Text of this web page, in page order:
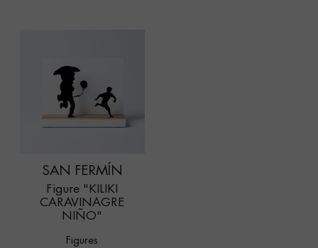
SAN FERMÍN
Figure "KILIKI
CARAVINAGRE
NIÑO"
Figures